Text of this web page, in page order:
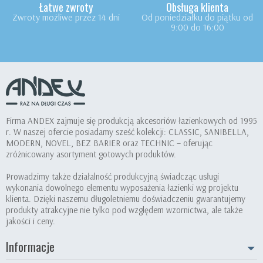
Łatwe zwroty
Zwroty możliwe przez 14 dni
Obsługa klienta
Od poniedziałku do piątku od
9:00 do 16:00
Firma ANDEX zajmuje się produkcją akcesoriów łazienkowych od 1995
r. W naszej ofercie posiadamy sześć kolekcji: CLASSIC, SANIBELLA,
MODERN, NOVEL, BEZ BARIER oraz TECHNIC – oferując
zróżnicowany asortyment gotowych produktów.
Prowadzimy także działalność produkcyjną świadcząc usługi
wykonania dowolnego elementu wyposażenia łazienki wg projektu
klienta. Dzięki naszemu długoletniemu doświadczeniu gwarantujemy
produkty atrakcyjne nie tylko pod względem wzornictwa, ale także
jakości i ceny.
Informacje